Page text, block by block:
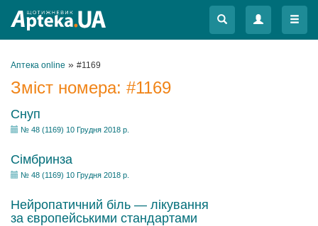
Меню
Меню
Аптека online » #1169
Зміст номера: #1169
Снуп
№ 48 (1169) 10 Грудня 2018 р.
Сімбринза
№ 48 (1169) 10 Грудня 2018 р.
Нейропатичний біль — лікування
за європейськими стандартами